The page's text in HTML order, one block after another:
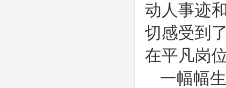
动人事迹
切感受到
在平凡岗
一幅幅